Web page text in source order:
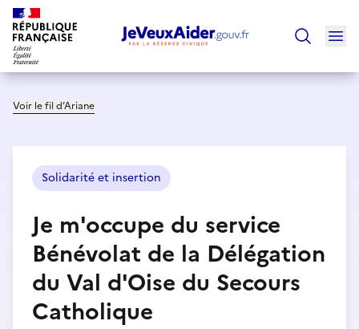
Voir le fil d’Ariane
Solidarité et insertion
Je m'occupe du service
Bénévolat de la Délégation
du Val d'Oise du Secours
Catholique